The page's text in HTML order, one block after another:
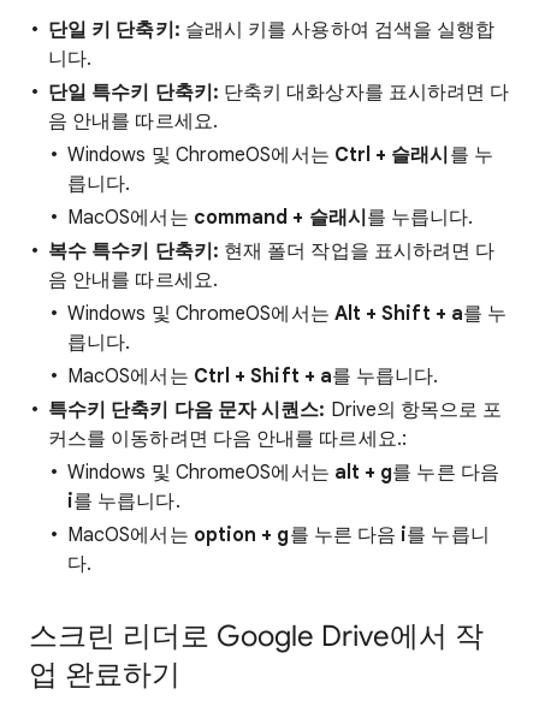
단일 키 단축키: 슬래시 키를 사용하여 검색을 실행합
니다.
단일 특수키 단축키: 단축키 대화상자를 표시하려면 다
음 안내를 따르세요.
Windows 및 ChromeOS에서는 Ctrl + 슬래시 를 누
릅니다.
MacOS에서는 command + 슬래시를 누릅니다.
복수 특수키 단축키: 현재 폴더 작업을 표시하려면 다
음 안내를 따르세요.
Windows 및 ChromeOS에서는 Alt + Shift + a를 누
릅니다.
MacOS에서는 Ctrl + Shift + a를 누릅니다.
특수키 단축키 다음 문자 시퀀스: Drive의 항목으로 포
커스를 이동하려면 다음 안내를 따르세요.:
Windows 및 ChromeOS에서는 alt + g를 누른 다음
i를 누릅니다.
MacOS에서는 option + g를 누른 다음 i를 누릅니
다.
스크린 리더로 Google Drive에서 작
업 완료하기